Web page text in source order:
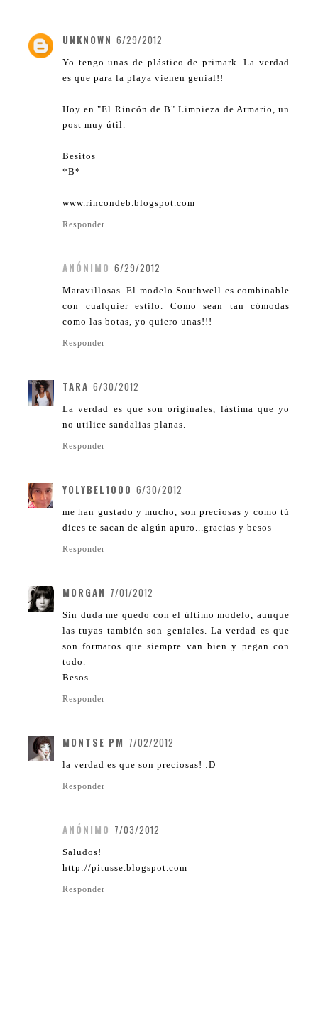
UNKNOWN 6/29/2012
Yo tengo unas de plástico de primark. La verdad
es que para la playa vienen genial!!
Hoy en "El Rincón de B" Limpieza de Armario, un
post muy útil.
Besitos
*B*
www.rincondeb.blogspot.com
Responder
ANÓNIMO 6/29/2012
Maravillosas. El modelo Southwell es combinable
con cualquier estilo. Como sean tan cómodas
como las botas, yo quiero unas!!!
Responder
TARA 6/30/2012
La verdad es que son originales, lástima que yo
no utilice sandalias planas.
Responder
YOLYBEL1000 6/30/2012
me han gustado y mucho, son preciosas y como tú
dices te sacan de algún apuro...gracias y besos
Responder
MORGAN 7/01/2012
Sin duda me quedo con el último modelo, aunque
las tuyas también son geniales. La verdad es que
son formatos que siempre van bien y pegan con
todo.
Besos
Responder
MONTSE PM 7/02/2012
la verdad es que son preciosas! :D
Responder
ANÓNIMO 7/03/2012
Saludos!
http://pitusse.blogspot.com
Responder